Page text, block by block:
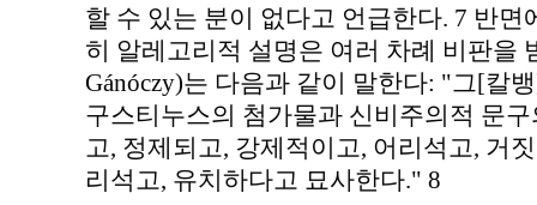
할 수 있는 분이 없다고 언급한다. 7 반
히 알레고리적 설명은 여러 차례 비판을
Gánóczy)는 다음과 같이 말한다: "그[칼
구스티누스의 첨가물과 신비주의적 문
고, 정제되고, 강제적이고, 어리석고, 거
리석고, 유치하다고 묘사한다." 8